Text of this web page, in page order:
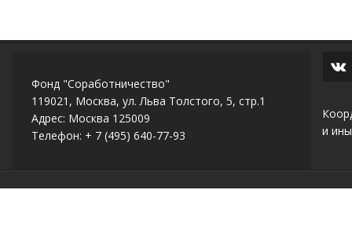
Фонд "Соработничество"
119021, Москва, ул. Льва Толстого, 5, стр.1
Адрес: Москва 125009
Телефон: + 7 (495) 640-77-93
и